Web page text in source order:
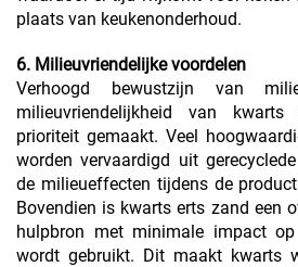
plaats van keukenonderhoud.
6. Milieuvriendelijke voordelen
Verhoogd bewustzijn van
milieuvriendelijkheid van
prioriteit gemaakt. Veel
worden vervaardigd uit
de milieueffecten tijdens de
Bovendien is kwarts erts zand een
hulpbron met minimale impact
wordt gebruikt. Dit maakt kwarts